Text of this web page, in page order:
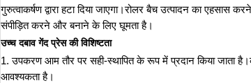
गुरुत्वाकर्षण द्वारा हटा दिया जाएगा।रोलर बैच उत्पादन का
संपीड़ित करने और बनाने के लिए घूमता है।
उच्च दबाव गेंद प्रेस की विशिष्टता
1. उपकरण आम तौर पर सही-स्थापित के रूप में प्रदान किया जाता
आवश्यकता है।